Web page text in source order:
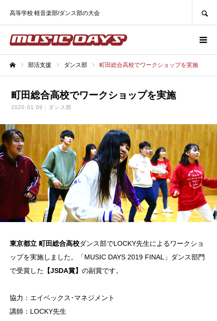
高等学校 軽音楽部/ダンス部の大会
部活支援 ダンス部 町田総合高校でワークショップを実施
町田総合高校でワークショップを実施
2020.01.09 ダンス部
東京都立 町田総合高校ダンス部でLOCKY先生によるワークショ
ップを実施しました。「MUSIC DAYS 2019 FINAL」ダンス部門
で受賞した 【JSDA賞】 の副賞です。
協力：エイベックス･マネジメント
講師：LOCKY先生